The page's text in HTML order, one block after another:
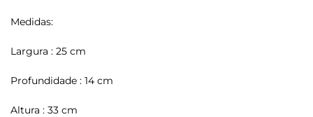
Medidas:
Largura : 25 cm
Profundidade : 14 cm
Altura : 33 cm